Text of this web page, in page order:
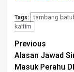
Tags: tambang
kaltim
Post
Previous
Alasan Jawad
Masuk Perahu